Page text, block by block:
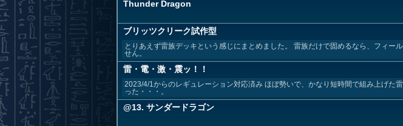
Thunder Dragon
ブリッツクリーク試作型
とりあえず雷族デッキという感じにまとめました。 雷族だけで固めるなら、フィー
せん。
雷・電・激・震ッ！！
2023/4/1からのレギュレーション対応済み ほぼ勢いで、かなり短時間で組み上げた
った・・・。
@13. サンダードラゴン